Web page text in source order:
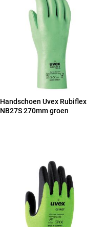
Handschoen Uvex Rubiflex
NB27S 270mm groen